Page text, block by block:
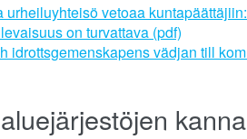
urheiluyhteisö vetoaa
on turvattava (pdf)
idrottsgemenskapens vädjan till